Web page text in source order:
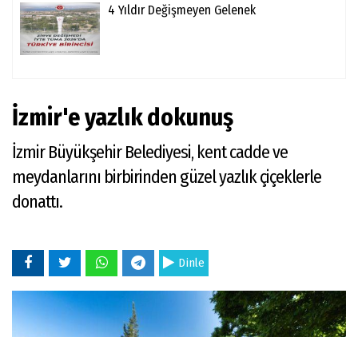
4 Yıldır Değişmeyen Gelenek
İzmir'e yazlık dokunuş
İzmir Büyükşehir Belediyesi, kent cadde ve
meydanlarını birbirinden güzel yazlık çiçeklerle
donattı.
Dinle